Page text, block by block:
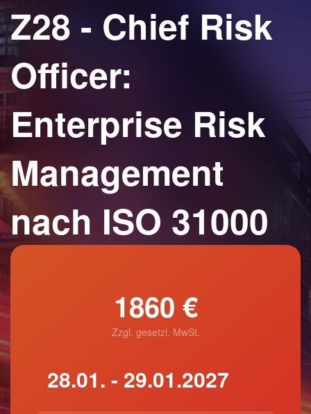
Z28 - Chief Risk
Officer:
Enterprise Risk
Management
nach ISO 31000
1860 €
Zzgl. gesetzl. MwSt.